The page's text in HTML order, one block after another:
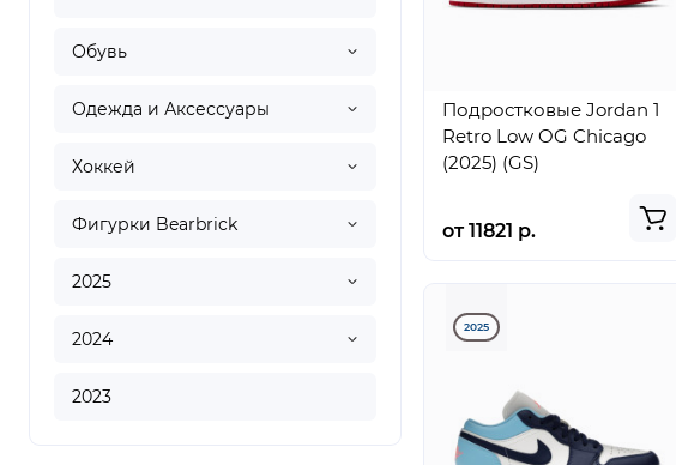
Обувь
Одежда и Аксессуары
Хоккей
Фигурки Bearbrick
2025
2024
2023
Подростковые Jordan 1
Retro Low OG Chicago
(2025) (GS)
от 11821 р.
2025